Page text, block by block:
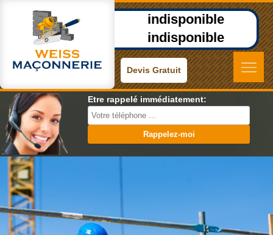
indisponible
indisponible
Devis Gratuit
Etre rappelé immédiatement: